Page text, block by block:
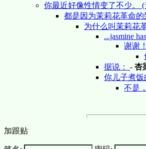
你最近好像性情变了不少。
都是因为茉莉花革命
为什么叫茉莉花
...jasmine
谢谢
据说： - 杏
你儿子煮饭
不是
加跟贴